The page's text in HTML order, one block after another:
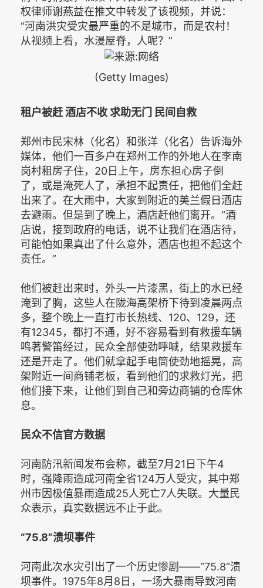
权律师谢燕益在推文中转发了该视频，并说：
“河南洪灾受灾最严重的不是城市，而是农村！
从视频上看，水漫屋脊，人呢？”
(Getty Images)
租户被赶 酒店不收 求助无门 民间自救
郑州市民宋林（化名）和张洋（化名）告诉海外
媒体，他们一百多户在郑州工作的外地人在李南
岗村租房子住，20日上午，房东担心房子倒
了，或是淹死人了，承担不起责任，把他们全赶
出来了。在大雨中，大家到附近的美兰假日酒店
去避雨。但是到了晚上，酒店赶他们离开。“酒
店说，接到政府的电话，说不让我们在酒店待，
可能怕如果真出了什么意外，酒店也担不起这个
责任。”
他们被赶出来时，外头一片漆黑，街上的水已经
淹到了胸，这些人在陇海高架桥下待到凌晨两点
多，整个晚上一直打市长热线、120、129，还
有12345，都打不通，好不容易看到有救援车辆
鸣著警笛经过，民众全部使劲呼喊，结果救援车
还是开走了。他们就拿起手电筒使劲地摇晃，高
架附近一间商铺老板，看到他们的求救灯光，把
他们接下来，让他们到自己和旁边商铺的仓库休
息。
民众不信官方数据
河南防汛新闻发布会称，截至7月21日下午4
时，强降雨造成河南全省124万人受灾，其中郑
州市因极值暴雨造成25人死亡7人失联。大量民
众表示，真实数据远不止于此。
“75.8”溃坝事件
河南此次水灾引出了一个历史惨剧——“75.8”溃
坝事件。1975年8月8日，一场大暴雨导致河南